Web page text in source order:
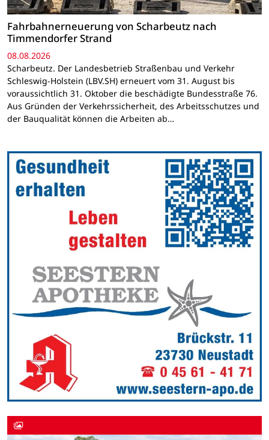
Fahrbahnerneuerung von Scharbeutz nach
Timmendorfer Strand
08.08.2026
Scharbeutz. Der Landesbetrieb Straßenbau und Verkehr
Schleswig-Holstein (LBV.SH) erneuert vom 31. August bis
voraussichtlich 31. Oktober die beschädigte Bundesstraße 76.
Aus Gründen der Verkehrssicherheit, des Arbeitsschutzes und
der Bauqualität können die Arbeiten ab…